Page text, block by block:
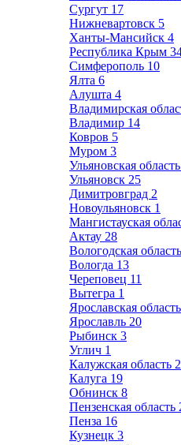
Сургут 17
Нижневартовск 5
Ханты-Мансийск 4
Республика Крым
Симферополь 10
Ялта 6
Алушта 4
Владимирская
Владимир 14
Ковров 5
Муром 3
Ульяновская область
Ульяновск 25
Димитровград 2
Новоульяновск 1
Мангистауская
Актау 28
Вологодская область
Вологда 13
Череповец 11
Вытегра 1
Ярославская область
Ярославль 20
Рыбинск 3
Углич 1
Калужская область
Калуга 19
Обнинск 8
Пензенская область
Пенза 16
Кузнецк 3